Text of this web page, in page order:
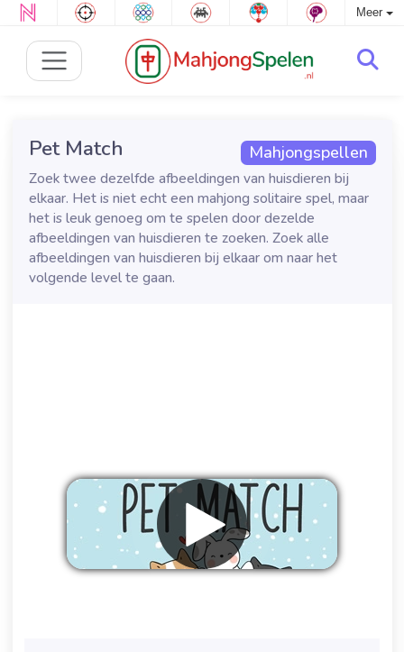
Meer
Mahjongspellen
Pet Match
Zoek twee dezelfde afbeeldingen van huisdieren bij
elkaar. Het is niet echt een mahjong solitaire spel, maar
het is leuk genoeg om te spelen door dezelde
afbeeldingen van huisdieren te zoeken. Zoek alle
afbeeldingen van huisdieren bij elkaar om naar het
volgende level te gaan.